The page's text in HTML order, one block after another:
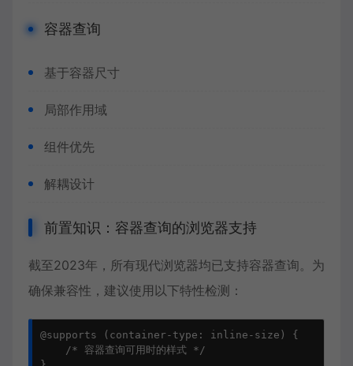
容器查询
基于容器尺寸
局部作用域
组件优先
解耦设计
前置知识：容器查询的浏览器支持
截至2023年，所有现代浏览器均已支持容器查询。为
确保兼容性，建议使用以下特性检测：
@supports (container-type: inline-size) {
    /* 容器查询可用时的样式 */